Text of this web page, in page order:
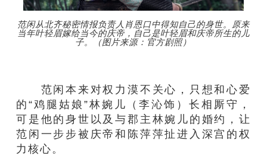
范闲从北齐秘密情报负责人肖恩口中得知自己的身世。原来
当年叶轻眉嫁给当今的庆帝，自己是叶轻眉和庆帝所生的儿
子。（图片来源：官方剧照）
范闲本来对权力漠不关心，只想和心爱
的“鸡腿姑娘”林婉儿（李沁饰）长相厮守，
可是他的身世以及与郡主林婉儿的婚约，让
范闲一步步被庆帝和陈萍萍扯进入深宫的权
力核心。